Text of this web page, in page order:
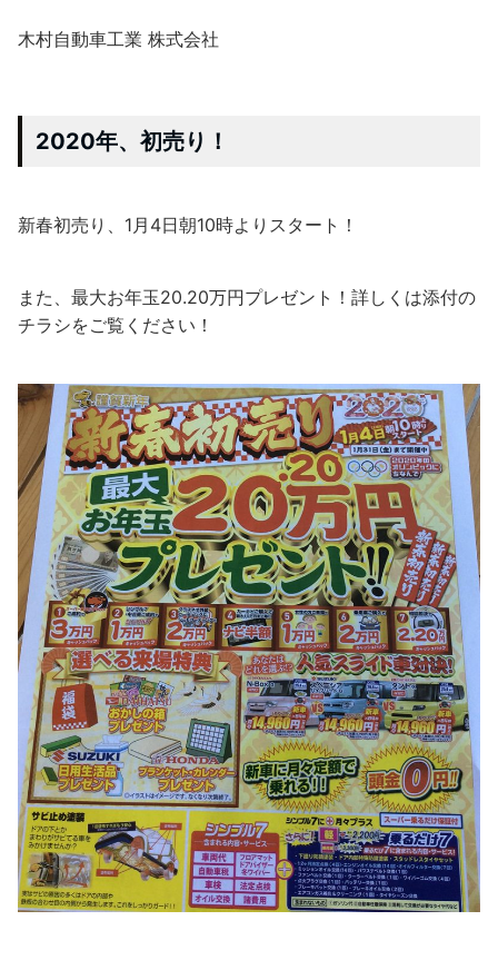
木村自動車工業 株式会社
2020年、初売り！
新春初売り、1月4日朝10時よりスタート！
また、最大お年玉20.20万円プレゼント！詳しくは添付の
チラシをご覧ください！